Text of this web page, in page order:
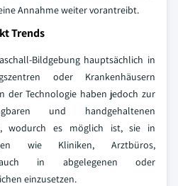
Annahme weiter vorantreibt.
Trends
Bildgebung hauptsächlich in
oder Krankenhäusern
der Technologie haben jedoch zur
und handgehaltenen
wodurch es möglich ist, sie in
wie Kliniken, Arztbüros,
in abgelegenen oder
einzusetzen.